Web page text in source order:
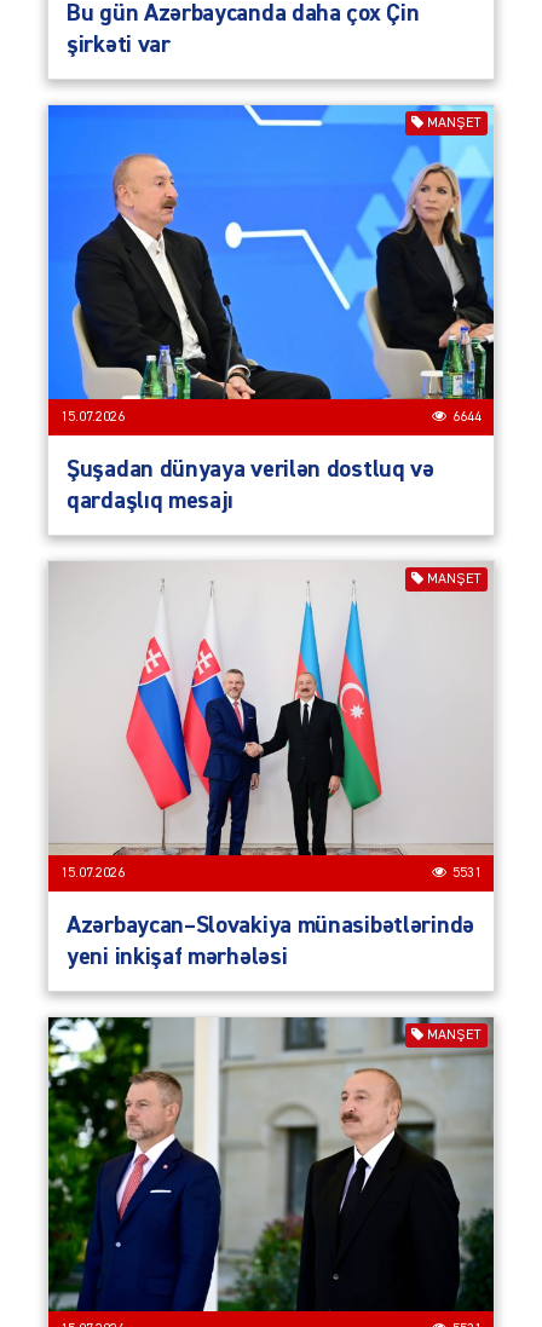
Bu gün Azərbaycanda daha çox Çin
şirkəti var
MANŞET
15.07.2026 6644
Şuşadan dünyaya verilən dostluq və
qardaşlıq mesajı
MANŞET
15.07.2026 5531
Azərbaycan–Slovakiya münasibətlərində
yeni inkişaf mərhələsi
MANŞET